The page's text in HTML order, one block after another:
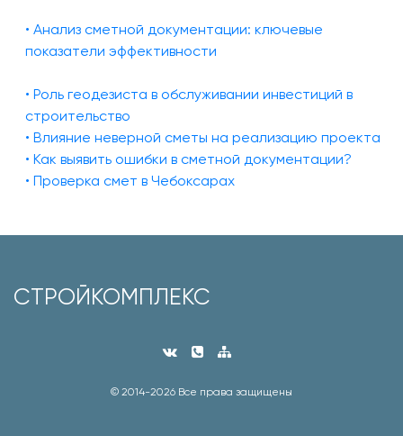
• Анализ сметной документации: ключевые
показатели эффективности
• Роль геодезиста в обслуживании инвестиций в
строительство
• Влияние неверной сметы на реализацию проекта
• Как выявить ошибки в сметной документации?
• Проверка смет в Чебоксарах
СТРОЙКОМПЛЕКС
© 2014-2026 Все права защищены